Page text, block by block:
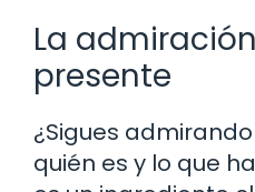
La
presente
¿Sigues
quién es y lo que